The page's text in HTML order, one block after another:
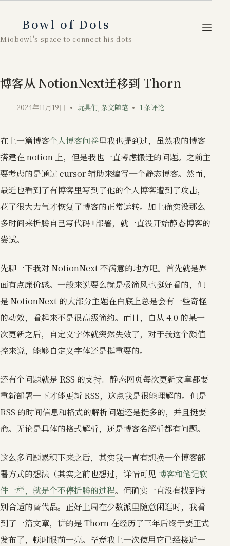
容
Bowl of Dots
Miobowl's space to connect his dots
博客从 NotionNext迁移到 Thorn
2024年11月19日 玩具们, 杂文随笔 1 条评论
在上一篇博客个人博客问卷里我也提到过，虽然我的博客
搭建在 notion 上，但是我也一直考虑搬迁的问题。之前主
要考虑的是通过 cursor 辅助来编写一个静态博客。然而，
最近也看到了有博客里写到了他的个人博客遭到了攻击，
花了很大力气才恢复了博客的正常运转。加上确实没那么
多时间来折腾自己写代码+部署，就一直没开始静态博客的
尝试。
先聊一下我对 NotionNext 不满意的地方吧。首先就是界
面有点廉价感。一般来说要么就是极简风也挺好看的，但
是 NotionNext 的大部分主题在白底上总是会有一些奇怪
的动效，看起来不是很高级简约。而且，自从 4.0 的某一
次更新之后，自定义字体就突然失效了，对于我这个颜值
控来说，能够自定义字体还是挺重要的。
还有个问题就是 RSS 的支持。静态网页每次更新文章都要
重新部署一下才能更新 RSS，这点我是很能理解的。但是
RSS 的时间信息和格式的解析问题还是挺多的，并且挺要
命。无论是具体的格式解析，还是博客名解析都有问题。
这么多问题累积下来之后，其实我一直有想换一个博客部
署方式的想法（其实之前也想过，详情可见 博客和笔记软
件一样，就是个不停折腾的过程。但确实一直没有找到特
别合适的替代品。正好上周在少数派里随意闲逛时，我看
到了一篇文章，讲的是 Thorn 在经历了三年后终于要正式
发布了，顿时眼前一亮。毕竟我上一次使用它已经接近一